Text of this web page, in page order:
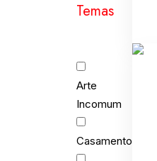
Temas
Arte
Incomum
Casamento